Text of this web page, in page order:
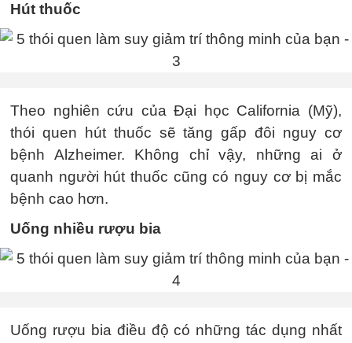
Hút thuốc
Theo nghiên cứu của Đại học California (Mỹ),
thói quen hút thuốc sẽ tăng gấp đôi nguy cơ
bệnh Alzheimer. Không chỉ vậy, những ai ở
quanh người hút thuốc cũng có nguy cơ bị mắc
bệnh cao hơn.
Uống nhiều rượu bia
Uống rượu bia điều độ có những tác dụng nhất